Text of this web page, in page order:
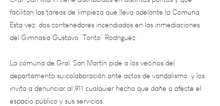
Esta vez, dos contenedores incendiados en las inmediaciones
del Gimnasio Gustavo “Torito” Rodríguez.
La comuna de Gral. San Martín pide a los vecinos del
departamento su colaboración anteactos de vandalismo, y los
invita a denunciar al 911 cualquier hecho que dañe o afecte el
espacio público y sus servicios.